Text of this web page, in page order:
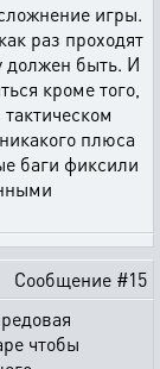
игры.
раз проходят
должен быть. И
кроме того,
плюса
баги фиксили
Сообщение #15
чтобы